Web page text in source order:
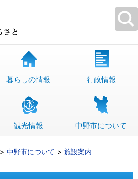
暮らしの情報 行政情報
観光情報 中野市について
中野市について
施設案内